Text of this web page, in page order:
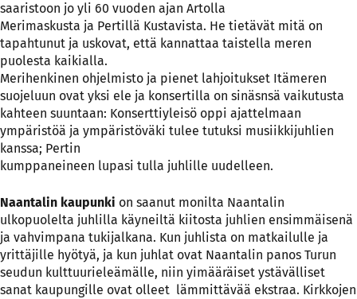
saaristoon jo yli 60 vuoden ajan Artolla
Merimaskusta ja Pertillä Kustavista. He tietävät mitä on
tapahtunut ja uskovat, että kannattaa taistella meren
puolesta kaikialla.
Merihenkinen ohjelmisto ja pienet lahjoitukset Itämeren
suojeluun ovat yksi ele ja konsertilla on sinäsnsä vaikutusta
kahteen suuntaan: Konserttiyleisö oppi ajattelmaan
ympäristöä ja ympäristöväki tulee tutuksi musiikkijuhlien
kanssa; Pertin
kumppaneineen lupasi tulla juhlille uudelleen.
Naantalin kaupunki on saanut monilta Naantalin
ulkopuolelta juhlilla käyneiltä kiitosta juhlien ensimmäisenä
ja vahvimpana tukijalkana. Kun juhlista on matkailulle ja
yrittäjille hyötyä, ja kun juhlat ovat Naantalin panos Turun
seudun kulttuurieleämälle, niin yimääräiset ystävälliset
sanat kaupungille ovat olleet lämmittävää ekstraa. Kirkkojen